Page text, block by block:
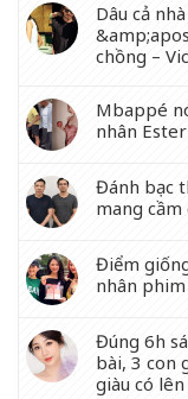
Dâu cả
chồng –
Mbappé
nhân
Đánh bạc
mang cầm
Điểm
nhân
Đúng 6h
bài, 3 con
giàu có